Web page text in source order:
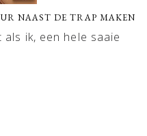
NAAST DE TRAP MAKEN
ik, een hele saaie